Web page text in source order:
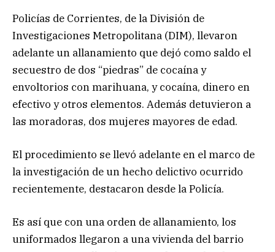
Policías de Corrientes, de la División de
Investigaciones Metropolitana (DIM), llevaron
adelante un allanamiento que dejó como saldo el
secuestro de dos “piedras” de cocaína y
envoltorios con marihuana, y cocaína, dinero en
efectivo y otros elementos. Además detuvieron a
las moradoras, dos mujeres mayores de edad.
El procedimiento se llevó adelante en el marco de
la investigación de un hecho delictivo ocurrido
recientemente, destacaron desde la Policía.
Es así que con una orden de allanamiento, los
uniformados llegaron a una vivienda del barrio